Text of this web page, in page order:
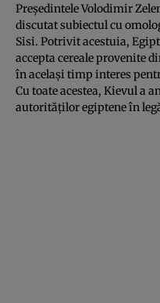
Președintele Volodimir
discutat subiectul cu
Sisi. Potrivit acestuia,
accepta cereale provenite
în același timp interes
Cu toate acestea, Kievul a
autorităților egiptene în